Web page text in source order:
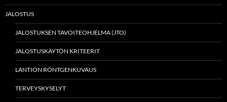
JALOSTUS
JALOSTUKSEN TAVOITEOHJELMA (JTO)
JALOSTUSKÄYTÖN KRITEERIT
LANTION RÖNTGENKUVAUS
TERVEYSKYSELYT